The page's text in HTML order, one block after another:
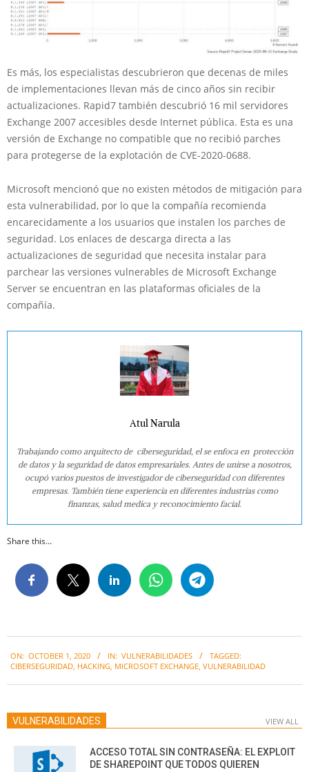
Es más, los especialistas descubrieron que decenas de miles
de implementaciones llevan más de cinco años sin recibir
actualizaciones. Rapid7 también descubrió 16 mil servidores
Exchange 2007 accesibles desde Internet pública. Esta es una
versión de Exchange no compatible que no recibió parches
para protegerse de la explotación de CVE-2020-0688.
Microsoft mencionó que no existen métodos de mitigación para
esta vulnerabilidad, por lo que la compañía recomienda
encarecidamente a los usuarios que instalen los parches de
seguridad. Los enlaces de descarga directa a las
actualizaciones de seguridad que necesita instalar para
parchear las versiones vulnerables de Microsoft Exchange
Server se encuentran en las plataformas oficiales de la
compañía.
Atul Narula
Trabajando como arquitecto de ciberseguridad, el se enfoca en protección
de datos y la seguridad de datos empresariales. Antes de unirse a nosotros,
ocupó varios puestos de investigador de ciberseguridad con diferentes
empresas. También tiene experiencia en diferentes industrias como
finanzas, salud medica y reconocimiento facial.
Share this...
10-
ON: OCTOBER 1, 2020 IN: VULNERABILIDADES
TAGGED:
CIBERSEGURIDAD HACKING MICROSOFT EXCHANGE VULNERABILIDAD
VULNERABILIDADES VIEW ALL
ACCESO TOTAL SIN CONTRASEÑA: EL EXPLOIT
DE SHAREPOINT QUE TODOS QUIEREN